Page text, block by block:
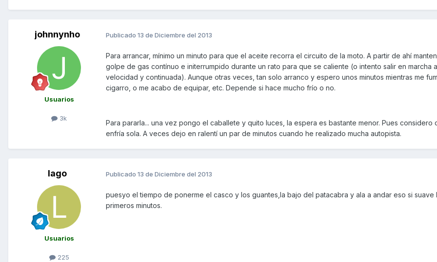
johnnynho
Usuarios
3k
Publicado 13 de Diciembre del 2013
Para arrancar, mínimo un minuto para que el aceite recorra el circuito de la moto. A partir de ahí
golpe de gas contínuo e initerrumpido durante un rato para que se caliente (o intento salir en marcha
velocidad y continuada). Aunque otras veces, tan solo arranco y espero unos minutos mientras me
cigarro, o me acabo de equipar, etc. Depende si hace mucho frío o no.
Para pararla... una vez pongo el caballete y quito luces, la espera es bastante menor. Pues considero
enfría sola. A veces dejo en ralentí un par de minutos cuando he realizado mucha autopista.
lago
Usuarios
225
Publicado 13 de Diciembre del 2013
puesyo el tiempo de ponerme el casco y los guantes,la bajo del patacabra y ala a andar eso si suave
primeros minutos.